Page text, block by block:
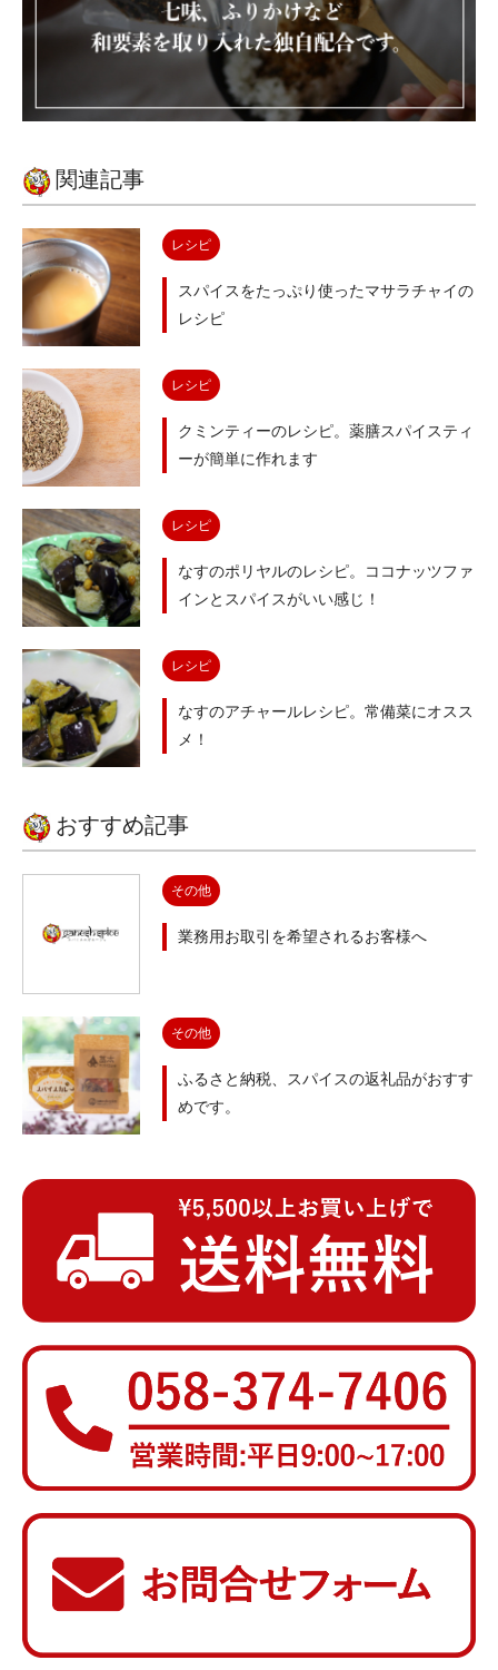
関連記事
レシピ
スパイスをたっぷり使ったマサラチャイの
レシピ
レシピ
クミンティーのレシピ。薬膳スパイスティ
ーが簡単に作れます
レシピ
なすのポリヤルのレシピ。ココナッツファ
インとスパイスがいい感じ！
レシピ
なすのアチャールレシピ。常備菜にオスス
メ！
おすすめ記事
その他
業務用お取引を希望されるお客様へ
その他
ふるさと納税、スパイスの返礼品がおすす
めです。